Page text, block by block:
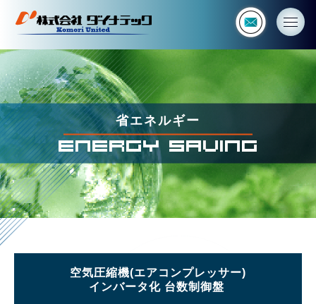
ル
ー
|
株
式
会
社
ダ
イ
ナ
テ
ッ
省エネルギー
ENERGY SAVING
空気圧縮機(エアコンプレッサー)
インバータ化台数制御盤